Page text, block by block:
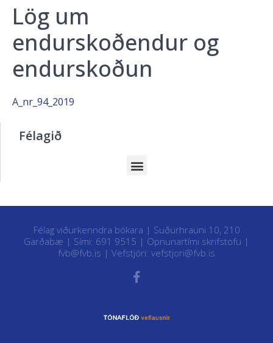
Lög um
endurskoðendur og
endurskoðun
A_nr_94_2019
Félagið
Félag viðurkenndra bókara | Suðurhrauni 10, 210
Garðabæ | Sími: 691 9515 | Opnunartími skrifstofu |
fvb@fvb.is | Vefstjóri: vefstjori@fvb.is